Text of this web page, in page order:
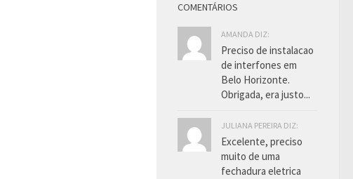
COMENTÁRIOS
AMANDA DIZ:
Preciso de instalacao
de interfones em
Belo Horizonte.
Obrigada, era justo...
JULIANA PEREIRA DIZ:
Excelente, preciso
muito de uma
fechadura eletrica